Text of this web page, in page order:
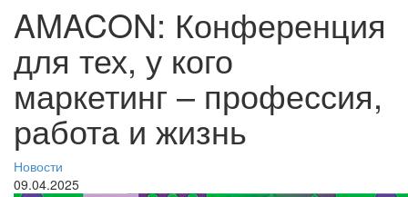
AMACON: Конференция
для тех, у кого
маркетинг – профессия,
работа и жизнь
Новости
09.04.2025